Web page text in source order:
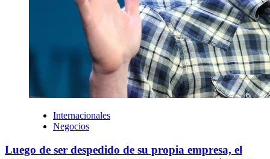
Internacionales
Negocios
Luego de ser despedido de su propia empresa, el